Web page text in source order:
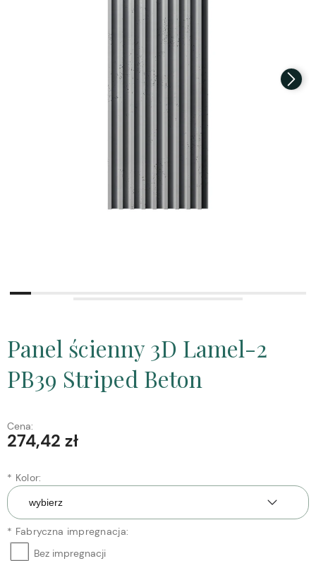
Panel ścienny 3D Lamel-2
PB39 Striped Beton
Cena:
274,42 zł
* Kolor:
* Fabryczna impregnacja:
Bez impregnacji